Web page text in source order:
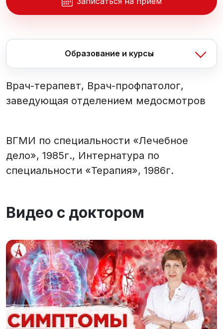
Образование и курсы
Врач-терапевт, Врач-профпатолог,
заведующая отделением медосмотров
ВГМИ по специальности «Лечебное
дело», 1985г., Интернатура по
специальности «Терапия», 1986г.
Видео с доктором